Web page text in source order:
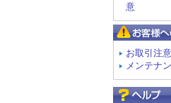
意
お取引注
メンテナ